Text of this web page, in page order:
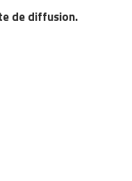
de diffusion.